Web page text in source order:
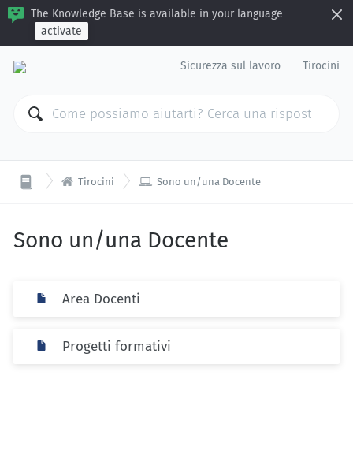
The Knowledge Base is available in your language
activate
Sicurezza sul lavoro Tirocini
 Tirocini  Sono un/una Docente
Sono un/una Docente
Area Docenti
Progetti formativi